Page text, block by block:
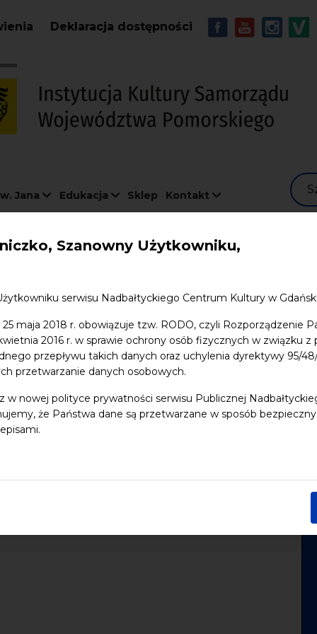
Szanowny Użytkowniku,
serwisu Nadbałtyckiego Centrum Kultury w
maja 2018 r. obowiązuje tzw. RODO, czyli Rozporządzenie
2016 r. w sprawie ochrony osób fizycznych w związku
przepływu takich danych oraz uchylenia dyrektywy 95/
przetwarzanie danych osobowych.
w nowej polityce prywatności serwisu Publicznej
że Państwa dane są przetwarzane w sposób
Deklaracja dostępności MENU -
Jana Edukacja Sklep Kontakt
iCal
akcji Radia Gdańsk "Lista ?wietych
łubieńska, Krystyna Stańko i zespół 0-58.